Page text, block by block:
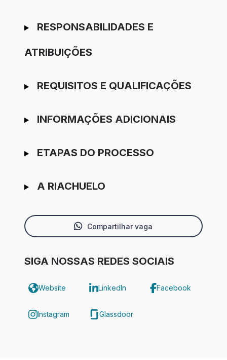
RESPONSABILIDADES E
ATRIBUIÇÕES
REQUISITOS E QUALIFICAÇÕES
INFORMAÇÕES ADICIONAIS
ETAPAS DO PROCESSO
A RIACHUELO
Compartilhar vaga
SIGA NOSSAS REDES SOCIAIS
Website LinkedIn Facebook
Instagram Glassdoor